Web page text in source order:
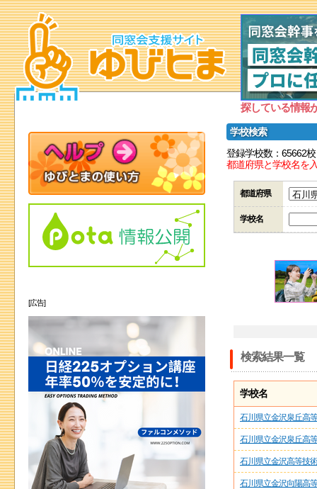
探している情報
学校検索
登録学校数：65662校
都道府県と学校名を
都道府県
学校名
検索結果一覧
学校名
石川県立金沢泉丘高
石川県立金沢泉丘高
石川県立金沢高等技
石川県立金沢向陽高
[広告]